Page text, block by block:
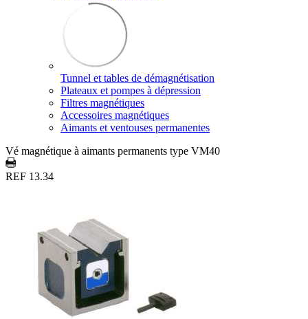
Tunnel et tables de démagnétisation
Plateaux et pompes à dépression
Filtres magnétiques
Accessoires magnétiques
Aimants et ventouses permanentes
Vé magnétique à aimants permanents type VM40
REF 13.34